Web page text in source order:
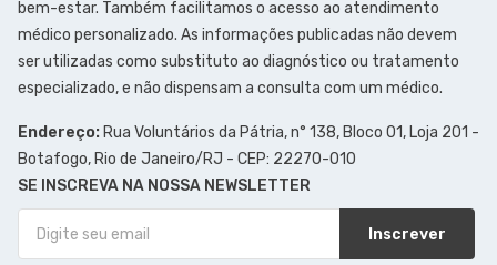
bem-estar. Também facilitamos o acesso ao atendimento
médico personalizado. As informações publicadas não devem
ser utilizadas como substituto ao diagnóstico ou tratamento
especializado, e não dispensam a consulta com um médico.
Endereço: Rua Voluntários da Pátria, n° 138, Bloco 01, Loja 201 -
Botafogo, Rio de Janeiro/RJ - CEP: 22270-010
SE INSCREVA NA NOSSA NEWSLETTER
Inscrever